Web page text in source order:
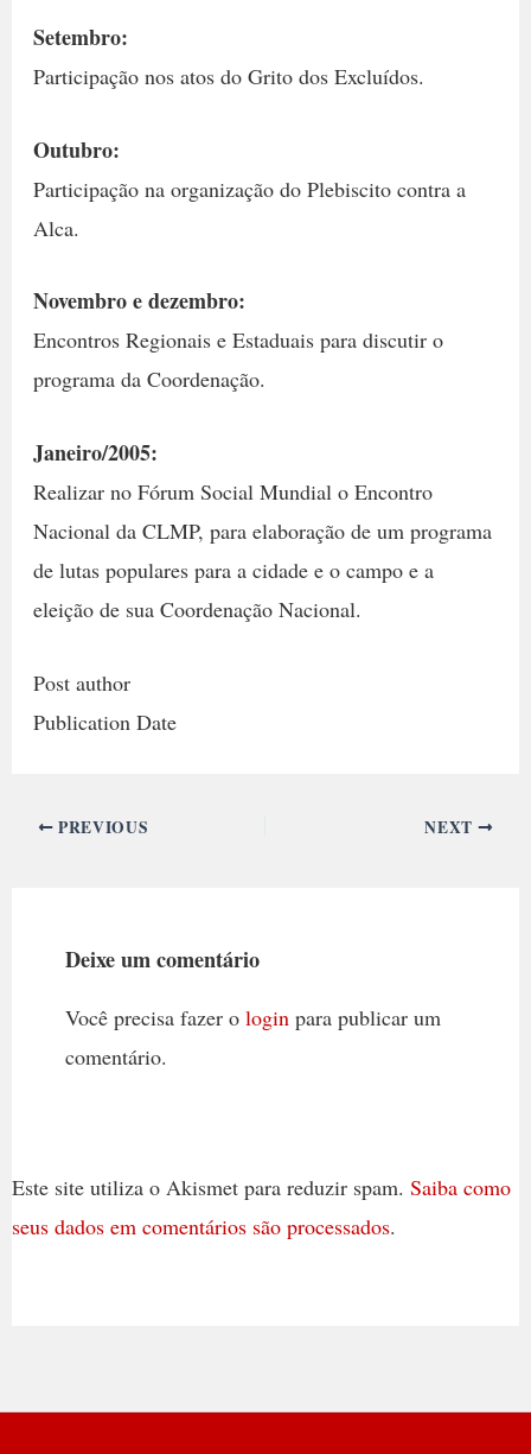
Setembro:
Participação nos atos do Grito dos Excluídos.
Outubro:
Participação na organização do Plebiscito contra a
Alca.
Novembro e dezembro:
Encontros Regionais e Estaduais para discutir o
programa da Coordenação.
Janeiro/2005:
Realizar no Fórum Social Mundial o Encontro
Nacional da CLMP, para elaboração de um programa
de lutas populares para a cidade e o campo e a
eleição de sua Coordenação Nacional.
Post author
Publication Date
PREVIOUS NEXT
Deixe um comentário
Você precisa fazer o loginpara publicar um
comentário.
Este site utiliza o Akismet para reduzir spam. Saiba como
seus dados em comentários são processados.